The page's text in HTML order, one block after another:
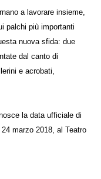
a lavorare insieme,
palchi più importanti
nuova sfida: due
dal canto di
e acrobati,
la data ufficiale di
marzo 2018, al Teatro